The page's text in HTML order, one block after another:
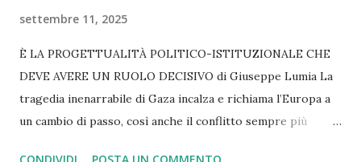
settembre 11, 2025
È LA PROGETTUALITÀ POLITICO-ISTITUZIONALE CHE
DEVE AVERE UN RUOLO DECISIVO di Giuseppe Lumia La
tragedia inenarrabile di Gaza incalza e richiama l’Europa a
un cambio di passo, così anche il conflitto sempre più
CONDIVIDI
POSTA UN COMMENTO